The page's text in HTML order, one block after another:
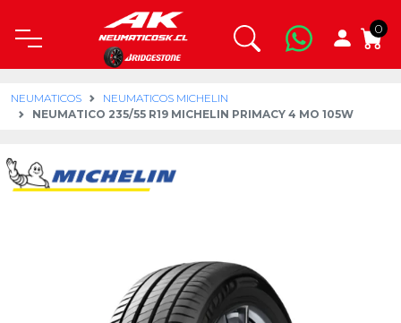
0
NEUMATICOS
NEUMATICOS MICHELIN
NEUMATICO 235/55 R19 MICHELIN PRIMACY 4 MO 105W